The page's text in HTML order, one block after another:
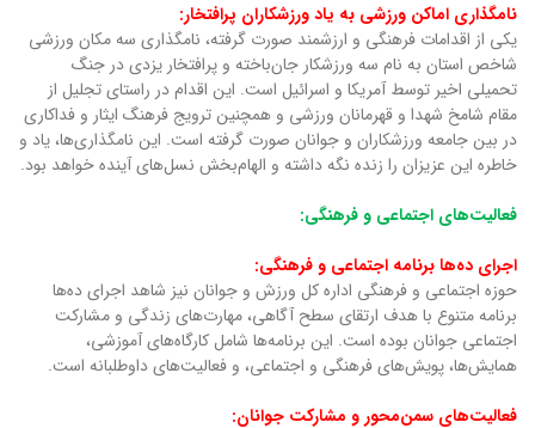
نامگذاری اماکن ورزشی به یاد ورزشکاران پرافتخار:
یکی از اقدامات فرهنگی و ارزشمند صورت گرفته، نامگذاری سه مکان ورزشی
شاخص استان به نام سه ورزشکار جان‌باخته و پرافتخار یزدی در جنگ
تحمیلی اخیر توسط آمریکا و اسرائیل است. این اقدام در راستای تجلیل از
مقام شامخ شهدا و قهرمانان ورزشی و همچنین ترویج فرهنگ ایثار و فداکاری
در بین جامعه ورزشکاران و جوانان صورت گرفته است. این نامگذاری‌ها، یاد و
خاطره این عزیزان را زنده نگه داشته و الهام‌بخش نسل‌های آینده خواهد بود.
فعالیت‌های اجتماعی و فرهنگی:
اجرای ده‌ها برنامه اجتماعی و فرهنگی:
حوزه اجتماعی و فرهنگی اداره کل ورزش و جوانان نیز شاهد اجرای ده‌ها
برنامه متنوع با هدف ارتقای سطح آگاهی، مهارت‌های زندگی و مشارکت
اجتماعی جوانان بوده است. این برنامه‌ها شامل کارگاه‌های آموزشی،
همایش‌ها، پویش‌های فرهنگی و اجتماعی، و فعالیت‌های داوطلبانه است.
فعالیت‌های سمن‌محور و مشارکت جوانان: